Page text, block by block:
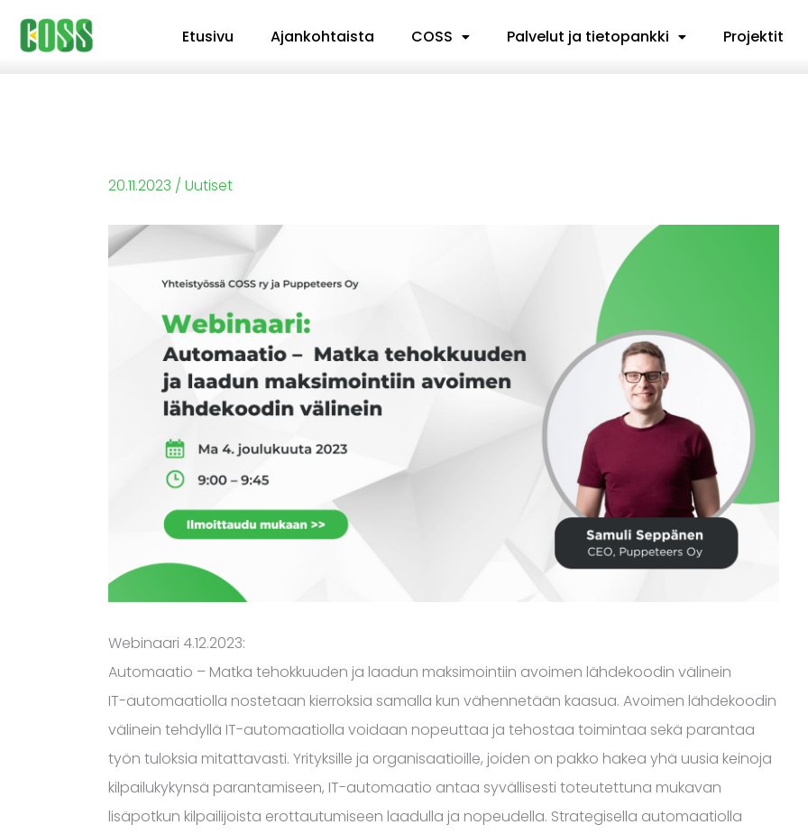
Siirry
sisältöön
Etusivu Ajankohtaista COSS Palvelut ja tietopankki Projektit
20.11.2023 / Uutiset
Webinaari 4.12.2023:
Automaatio – Matka tehokkuuden ja laadun maksimointiin avoimen lähdekoodin välinein
IT-automaatiolla nostetaan kierroksia samalla kun vähennetään kaasua. Avoimen lähdekoodin
välinein tehdyllä IT-automaatiolla voidaan nopeuttaa ja tehostaa toimintaa sekä parantaa
työn tuloksia mitattavasti. Yrityksille ja organisaatioille, joiden on pakko hakea yhä uusia keinoja
kilpailukykynsä parantamiseen, IT-automaatio antaa syvällisesti toteutettuna mukavan
lisäpotkun kilpailijoista erottautumiseen laadulla ja nopeudella. Strategisella automaatiolla